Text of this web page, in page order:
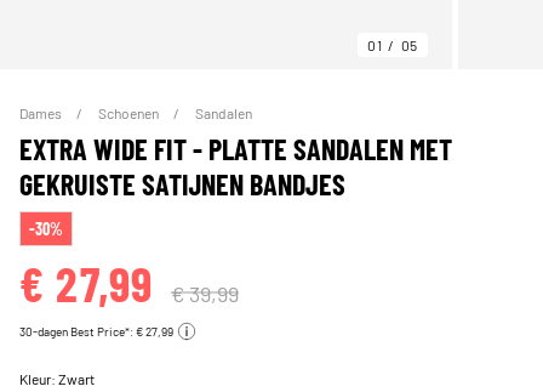
01 05
Dames Schoenen Sandalen
EXTRA WIDE FIT - PLATTE SANDALEN MET
GEKRUISTE SATIJNEN BANDJES
-30%
€ 27,99 € 39,99
30-dagen Best Price*: € 27,99
Kleur:Zwart